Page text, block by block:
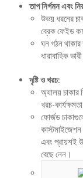
তাপ নির্গমন এবং
উভয় ধরনের
ব্রেক ফেইড
ঘন গঠন থাকার
ধারাবাহিক
দৃষ্টি ও খরচ:
অ্যালয় চাকার
খরচ-
ফোর্জড
এবং প্রায়শই
বেছে নেন।